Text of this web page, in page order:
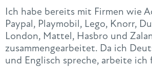
Ich habe bereits mit Firmen wie
Paypal, Playmobil, Lego, Knorr,
London, Mattel, Hasbro und
zusammengearbeitet. Da ich
und Englisch spreche, arbeite ich